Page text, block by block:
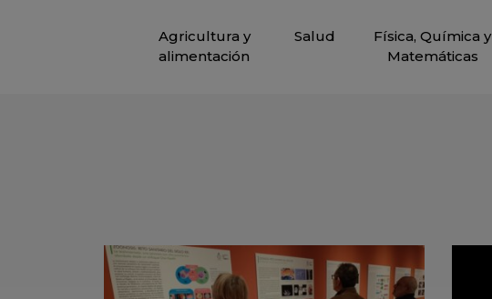
Agricultura y
alimentación
Salud
Física, Química y
Matemáticas